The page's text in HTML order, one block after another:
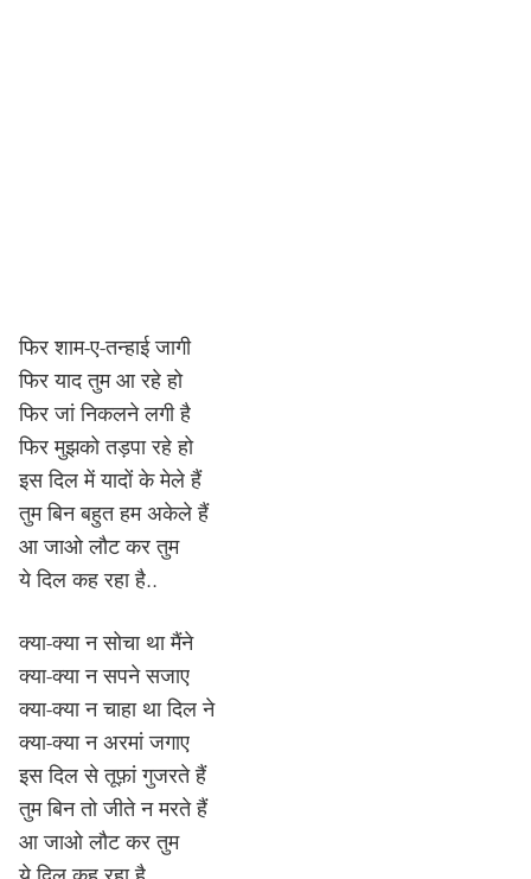
फिर शाम-ए-तन्हाई जागी
फिर याद तुम आ रहे हो
फिर जां निकलने लगी है
फिर मुझको तड़पा रहे हो
इस दिल में यादों के मेले हैं
तुम बिन बहुत हम अकेले हैं
आ जाओ लौट कर तुम
ये दिल कह रहा है..
क्या-क्या न सोचा था मैंने
क्या-क्या न सपने सजाए
क्या-क्या न चाहा था दिल ने
क्या-क्या न अरमां जगाए
इस दिल से तूफ़ां गुजरते हैं
तुम बिन तो जीते न मरते हैं
आ जाओ लौट कर तुम